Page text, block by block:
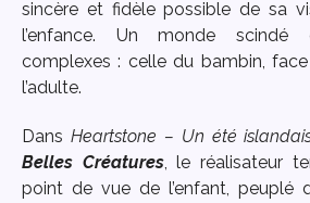
sincère et fidèle possible de sa
l’enfance. Un monde scindé
complexes : celle du bambin,
l’adulte.
Dans Heartstone – Un été
Belles Créatures, le réalisateur
point de vue de l’enfant, peuplé